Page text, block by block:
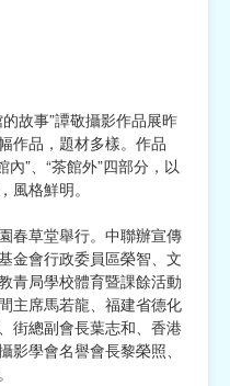
故事”譚敬攝影作品展昨
作品，題材多樣。作品
內”、“茶館外”四部分，以
風格鮮明。
春草堂舉行。中聯辦宣傳
金會行政委員區榮智、文
青局學校體育暨課餘活動
主席馬若龍、福建省德化
街總副會長葉志和、香港
學會名譽會長黎榮照、